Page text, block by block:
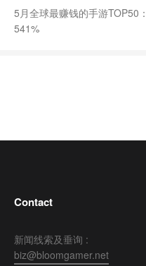
5月全球最赚钱的手游TOP50
541%
Contact
新闻线索及垂询 :
biz@bloomgamer.net